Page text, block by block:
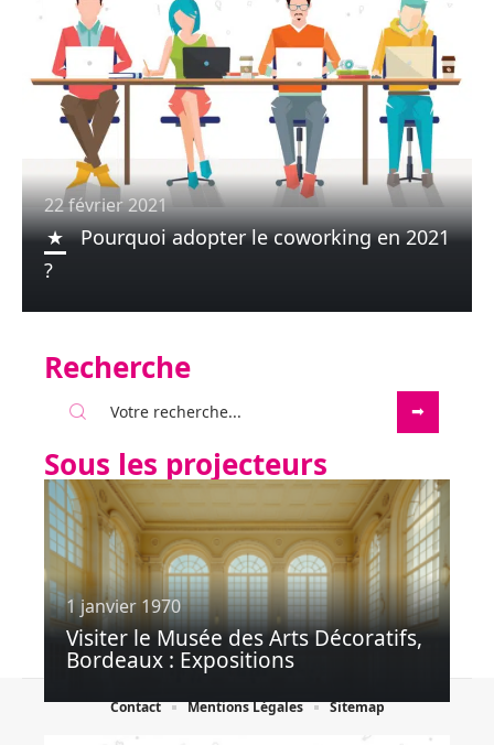
22 février 2021
Pourquoi adopter le coworking en 2021
?
Recherche
Sous les projecteurs
1 janvier 1970
Visiter le Musée des Arts Décoratifs,
Bordeaux : Expositions
Contact Mentions Légales Sitemap